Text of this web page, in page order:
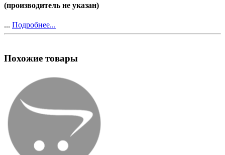
(производитель не указан)
... Подробнее...
Похожие товары